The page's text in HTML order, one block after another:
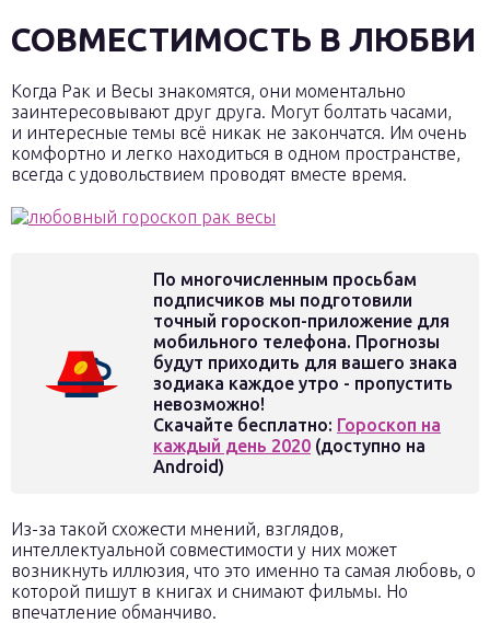
СОВМЕСТИМОСТЬ В ЛЮБВИ
Когда Рак и Весы знакомятся, они моментально
заинтересовывают друг друга. Могут болтать часами,
и интересные темы всё никак не закончатся. Им очень
комфортно и легко находиться в одном пространстве,
всегда с удовольствием проводят вместе время.
По многочисленным просьбам
подписчиков мы подготовили
точный гороскоп-приложение для
мобильного телефона. Прогнозы
будут приходить для вашего знака
зодиака каждое утро - пропустить
невозможно!
Скачайте бесплатно: Гороскоп на
каждый день 2020 (доступно на
Android)
Из-за такой схожести мнений, взглядов,
интеллектуальной совместимости у них может
возникнуть иллюзия, что это именно та самая любовь, о
которой пишут в книгах и снимают фильмы. Но
впечатление обманчиво.